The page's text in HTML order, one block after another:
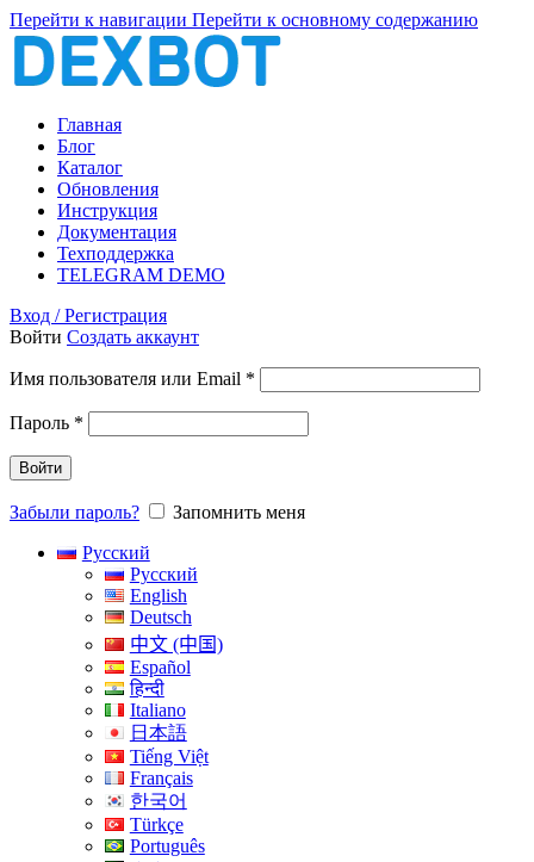
Перейти к навигации Перейти к основному содержанию
Главная
Блог
Каталог
Обновления
Инструкция
Документация
Техподдержка
TELEGRAM DEMO
Вход / Регистрация
Войти Создать аккаунт
Имя пользователя или Email *
Пароль *
Войти
Забыли пароль?
Запомнить меня
Русский
Русский
English
Deutsch
中文 (中国)
Español
हिन्दी
Italiano
日本語
Tiếng Việt
Français
한국어
Türkçe
Português